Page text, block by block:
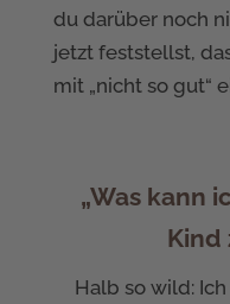
du darüber noch
jetzt feststellst,
mit „nicht so gut“
„Was kann
Kind
Halb so wild: